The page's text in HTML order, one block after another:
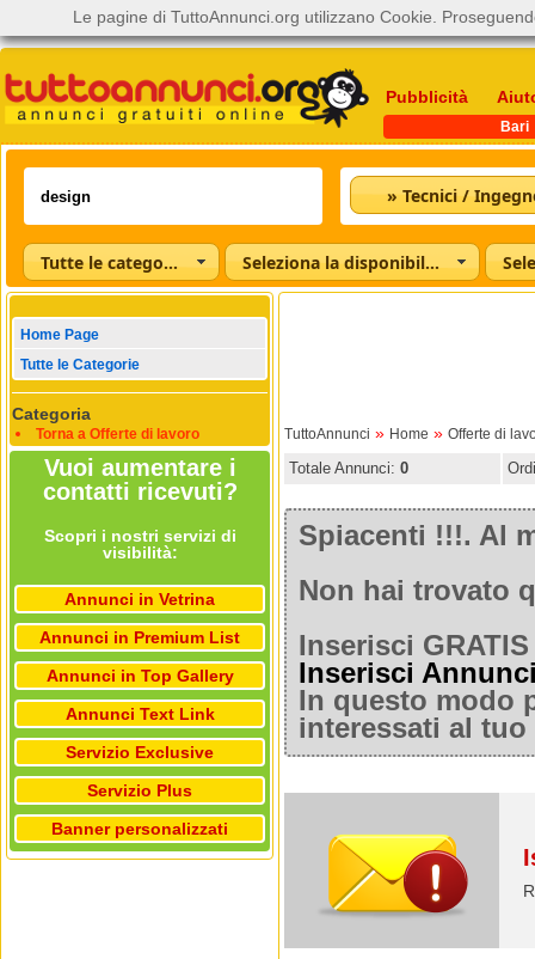
Pubblicità
Bari
» Tecnici /
Tutte le categorie Seleziona la disponibilità
Home Page
Tutte le Categorie
Categoria
Torna a Offerte di lavoro
Vuoi aumentare i
contatti ricevuti?
Scopri i nostri servizi di
visibilità:
Annunci in Vetrina
Annunci in Premium List
Annunci in Top Gallery
Annunci Text Link
Servizio Exclusive
Servizio Plus
Banner personalizzati
TuttoAnnunci » Home » Offerte di
Totale Annunci: 0
Spiacenti !!!. Al
Non hai trovato
Inserisci
Inserisci
In questo modo
interessati al
Le pagine di TuttoAnnunci.org utilizzano Cookie.